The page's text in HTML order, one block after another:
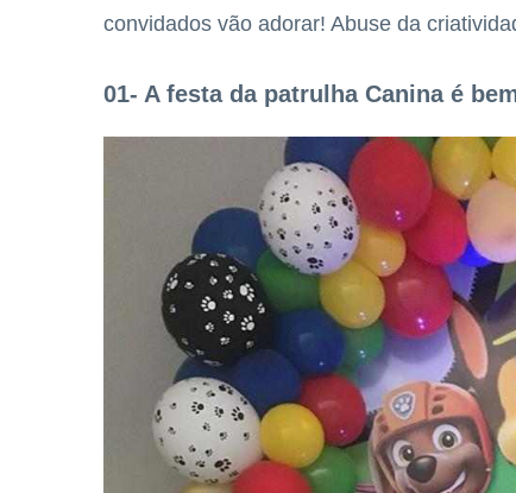
convidados vão adorar! Abuse da
01- A festa da patrulha Canina é